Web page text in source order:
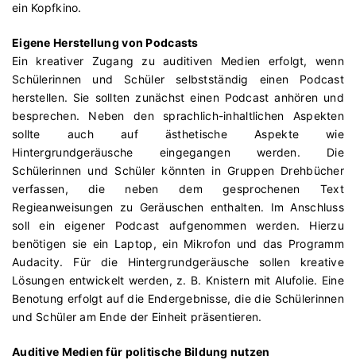
ein Kopfkino.
Eigene Herstellung von Podcasts
Ein kreativer Zugang zu auditiven Medien erfolgt, wenn
Schülerinnen und Schüler selbstständig einen Podcast
herstellen. Sie sollten zunächst einen Podcast anhören und
besprechen. Neben den sprachlich-inhaltlichen Aspekten
sollte auch auf ästhetische Aspekte wie
Hintergrundgeräusche eingegangen werden. Die
Schülerinnen und Schüler könnten in Gruppen Drehbücher
verfassen, die neben dem gesprochenen Text
Regieanweisungen zu Geräuschen enthalten. Im Anschluss
soll ein eigener Podcast aufgenommen werden. Hierzu
benötigen sie ein Laptop, ein Mikrofon und das Programm
Audacity. Für die Hintergrundgeräusche sollen kreative
Lösungen entwickelt werden, z. B. Knistern mit Alufolie. Eine
Benotung erfolgt auf die Endergebnisse, die die Schülerinnen
und Schüler am Ende der Einheit präsentieren.
Auditive Medien für politische Bildung nutzen